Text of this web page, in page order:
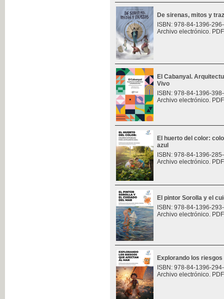
De sirenas, mitos y
ISBN: 978-84-1396-
Archivo electrónico.
El Cabanyal.
Vivo
ISBN: 978-84-1396-
Archivo electrónico.
El huerto del color:
azul
ISBN: 978-84-1396-
Archivo electrónico.
El pintor Sorolla y el
ISBN: 978-84-1396-
Archivo electrónico.
Explorando los
ISBN: 978-84-1396-
Archivo electrónico.